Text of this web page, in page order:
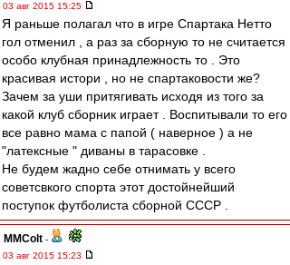
03 авг 2015 15:25
Я раньше полагал что в игре Спартака Нетто
гол отменил , а раз за сборную то не считается
особо клубная принадлежность то . Это
красивая истори , но не спартаковости же?
Зачем за уши притягивать исходя из того за
какой клуб сборник играет . Воспитывали то его
все равно мама с папой ( наверное ) а не
"латексные " диваны в тарасовке .
Не будем жадно себе отнимать у всего
советсвкого спорта этот достойнейший
поступок футболиста сборной СССР .
MMColt -
03 авг 2015 15:23